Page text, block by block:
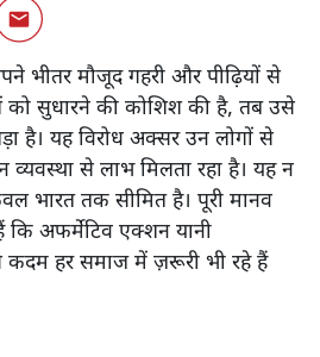
भीतर मौजूद गहरी और पीढ़ियों से
सुधारने की कोशिश की है, तब उसे
है। यह विरोध अक्सर उन लोगों से
से लाभ मिलता रहा है। यह न
भारत तक सीमित है। पूरी मानव
अफर्मेटिव एक्शन यानी
कदम हर समाज में ज़रूरी भी रहे हैं